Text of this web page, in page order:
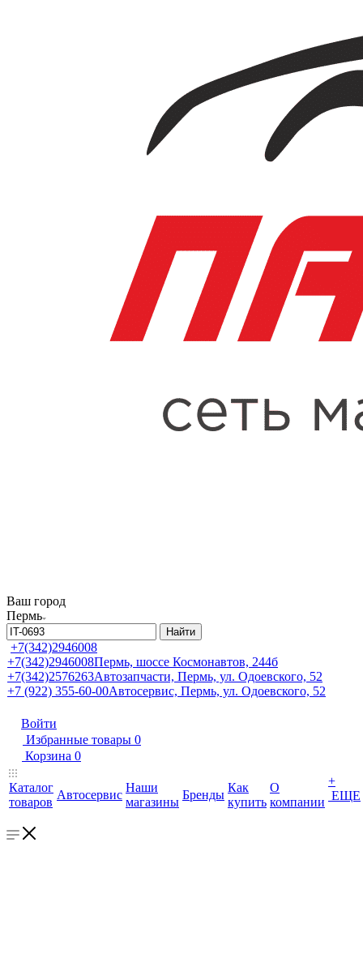
Ваш город
Пермь
Найти
+7(342)2946008
+7(342)2946008Пермь, шоссе Космонавтов, 244б
+7(342)2576263Автозапчасти, Пермь, ул. Одоевского, 52
+7 (922) 355-60-00Автосервис, Пермь, ул. Одоевского, 52
Войти
Избранные товары 0
Корзина 0
Каталог
товаров
Автосервис
Наши
магазины
Бренды
Как
купить
О
компании
+
ЕЩЕ